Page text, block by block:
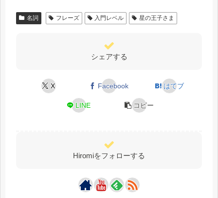
名詞 フレーズ 入門レベル 星の王子さま
シェアする
X Facebook はてブ
LINE コピー
Hiromiをフォローする